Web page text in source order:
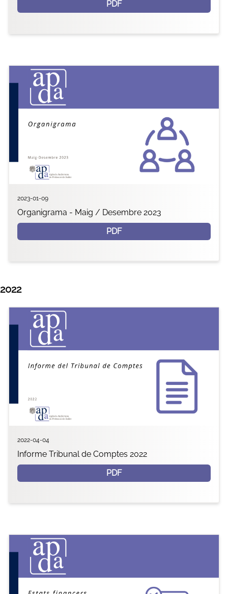
PDF
2023-01-09
Organigrama - Maig / Desembre 2023
PDF
2022
2022-04-04
Informe Tribunal de Comptes 2022
PDF